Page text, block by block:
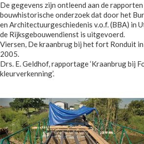
De gegevens zijn ontleend aan de
bouwhistorische onderzoek dat door het
en Architectuurgeschiedenis v.o.f. (BBA) in
de Rijksgebouwendienst is uitgevoerd.
Viersen, De kraanbrug bij het fort Ronduit
2005.
Drs. E. Geldhof, rapportage ‘Kraanbrug bij
kleurverkenning’.